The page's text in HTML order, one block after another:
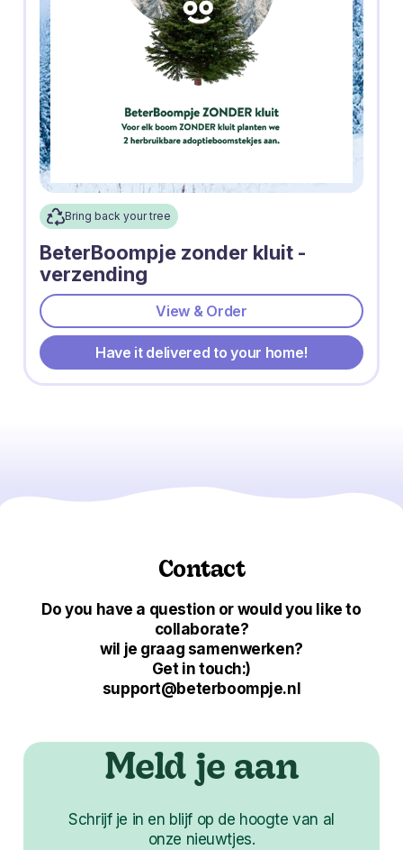
Bring back your tree
BeterBoompje zonder kluit -
verzending
View & Order
Have it delivered to your home!
Contact
Do you have a question or would you like to
collaborate?
wil je graag samenwerken?
Get in touch:)
support@beterboompje.nl
Meld je aan
Schrijf je in en blijf op de hoogte van al
onze nieuwtjes.